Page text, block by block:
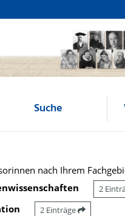
Suche
nach Ihrem
2
2 Einträge